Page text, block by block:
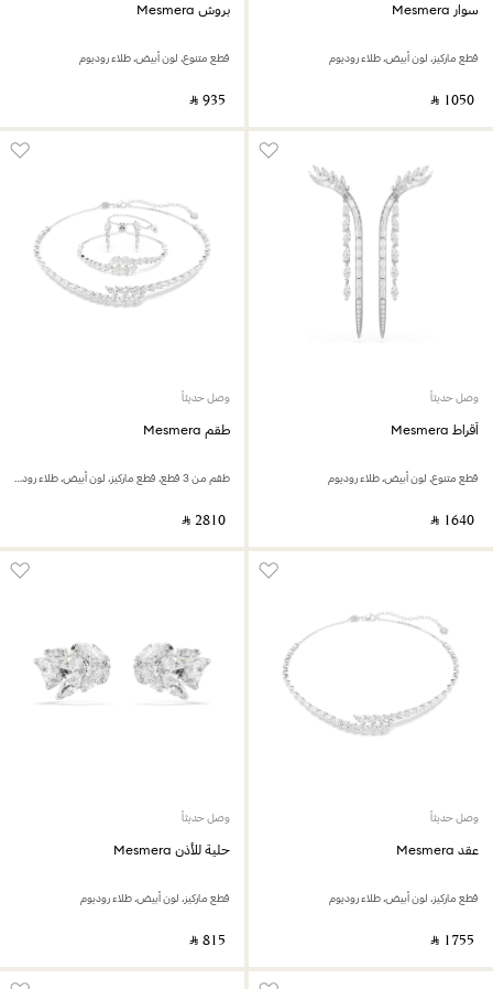
سوار Mesmera
قطع ماركيز، لون أبيض، طلاء روديوم
‎ ⃁ ⁦1050⁩ ‎
بروش Mesmera
قطع متنوع، لون أبيض، طلاء روديوم
‎ ⃁ ⁦935⁩ ‎
وصل حديثاً
أقراط Mesmera
قطع متنوع، لون أبيض، طلاء روديوم
‎ ⃁ ⁦1640⁩ ‎
وصل حديثاً
طقم Mesmera
طقم من 3 قطع، قطع ماركيز، لون أبيض، طلاء روديوم
‎ ⃁ ⁦2810⁩ ‎
وصل حديثاً
عقد Mesmera
قطع ماركيز، لون أبيض، طلاء روديوم
‎ ⃁ ⁦1755⁩ ‎
وصل حديثاً
حلية للأذن Mesmera
قطع ماركيز، لون أبيض، طلاء روديوم
‎ ⃁ ⁦815⁩ ‎